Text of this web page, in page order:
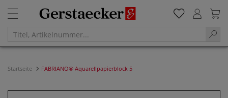
Startseite FABRIANO® Aquarellpapierblock 5